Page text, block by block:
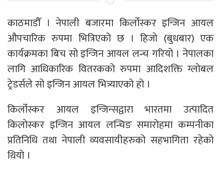
काठमाडौँ । नेपाली बजारमा किर्लोस्कर इन्जिन आयल
औपचारिक रुपमा भित्रिएको छ । हिजाे (बुधबार) एक
कार्यक्रमका बिच सो इन्जिन आयल लन्च गरियो । नेपालका
लागि आधिकारिक वितरकको रुपमा आदिशक्ति ग्लोबल
ट्रेडर्सले सो इन्जिन आयल भित्र्याएको हो ।
किर्लोस्कर आयल इन्जिन्सद्वारा भारतमा उत्पादित
किलोस्कर इन्जिन आयल लन्चिङ समारोहमा कम्पनीका
प्रतिनिधि तथा नेपाली व्यवसायीहरुको सहभागिता रहेको
थियो ।